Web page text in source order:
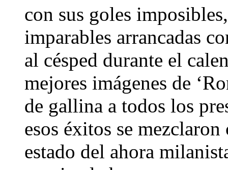
con sus goles
imparables arrancadas
al césped durante el
mejores imágenes de
de gallina a todos los
esos éxitos se
estado del ahora